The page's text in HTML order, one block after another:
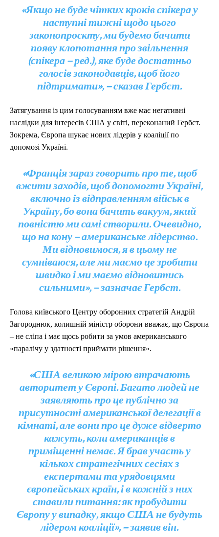
«Якщо не буде чітких кроків спікера у
наступні тижні щодо цього
законопроєкту, ми будемо бачити
появу клопотання про звільнення
(спікера – ред.), яке буде достатньо
голосів законодавців, щоб його
підтримати», – сказав Гербст.
Затягування із цим голосуванням вже має негативні
наслідки для інтересів США у світі, переконаний Гербст.
Зокрема, Європа шукає нових лідерів у коаліції по
допомозі Україні.
«Франція зараз говорить про те, щоб
вжити заходів, щоб допомогти Україні,
включно із відправленням військ в
Україну, бо вона бачить вакуум, який
повністю ми самі створили. Очевидно,
що на кону – американське лідерство.
Ми відновимося, я в цьому не
сумніваюся, але ми маємо це зробити
швидко і ми маємо відновитись
сильними», – зазначає Гербст.
Голова київського Центру оборонних стратегій Андрій
Загороднюк, колишній міністр оборони вважає, що Європа
– не сліпа і має щось робити за умов американського
«паралічу у здатності приймати рішення».
«США великою мірою втрачають
авторитет у Європі. Багато людей не
заявляють про це публічно за
присутності американської делегації в
кімнаті, але вони про це дуже відверто
кажуть, коли американців в
приміщенні немає. Я брав участь у
кількох стратегічних сесіях з
експертами та урядовцями
європейських країн, і в кожній з них
ставили питання: як пробудити
Європу у випадку, якщо США не будуть
лідером коаліції», – заявив він.